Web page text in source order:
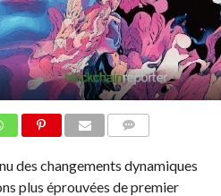
des changements dynamiques
plus éprouvées de premier